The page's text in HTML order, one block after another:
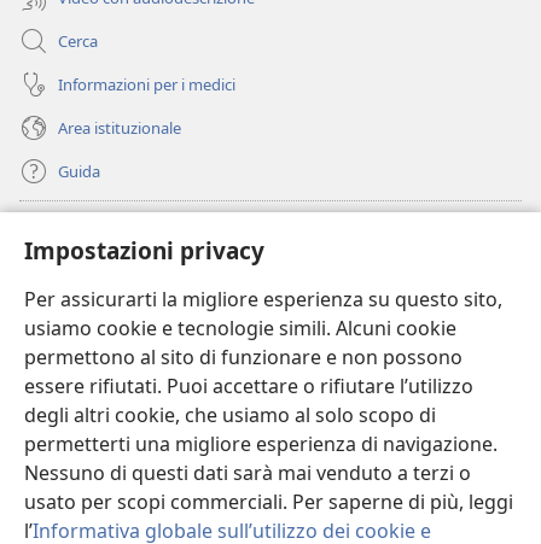
Impostazioni privacy
Per assicurarti la migliore esperienza su questo sito,
usiamo cookie e tecnologie simili. Alcuni cookie
permettono al sito di funzionare e non possono
essere rifiutati. Puoi accettare o rifiutare l’utilizzo
degli altri cookie, che usiamo al solo scopo di
permetterti una migliore esperienza di navigazione.
Nessuno di questi dati sarà mai venduto a terzi o
usato per scopi commerciali. Per saperne di più, leggi
l’Informativa globale sull’utilizzo dei cookie e
Cerca
Informazioni per i medici
Area istituzionale
Guida
(apre
una
nuova
finestra)
BIBLIOTECA ONLINE Watchtower
(apre
una
nuova
finestra)
JW Hub
(apre
una
nuova
finestra)
JW Library
Watchtower Library®